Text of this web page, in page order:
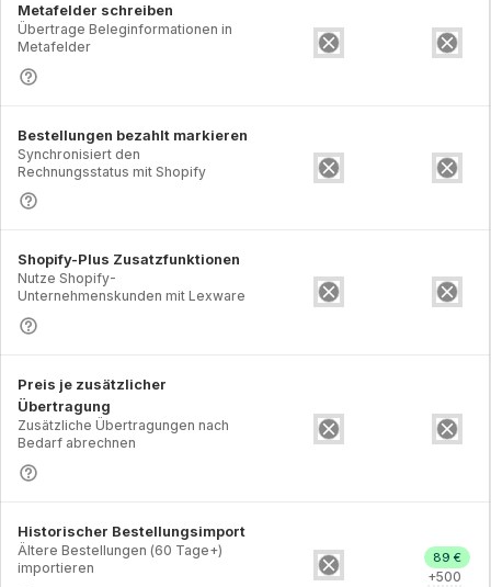
Metafelder schreiben
Übertrage Beleginformationen in
Metafelder
Bestellungen bezahlt markieren
Synchronisiert den
Rechnungsstatus mit Shopify
Shopify-Plus Zusatzfunktionen
Nutze Shopify-
Unternehmenskunden mit Lexware
Preis je zusätzlicher
Übertragung
Zusätzliche Übertragungen nach
Bedarf abrechnen
Historischer Bestellungsimport
Ältere Bestellungen (60 Tage+)
importieren
89 €
+500